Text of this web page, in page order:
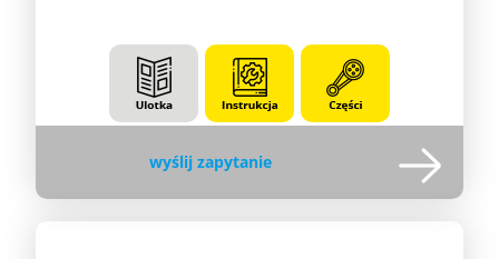
wyślij zapytanie